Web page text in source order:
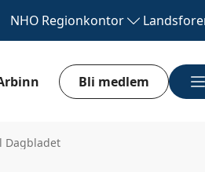
NHO Regionkontor
Bli medlem
Dagbladet